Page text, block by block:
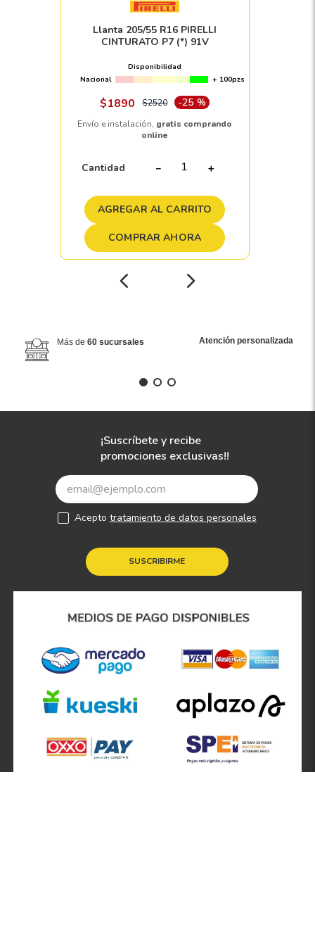
Llanta 205/55 R16 PIRELLI
CINTURATO P7 (*) 91V
Disponibilidad
Nacional
+ 100pzs
$1890 $2520 -25 %
Envío e instalación, gratis comprando
online
Cantidad ＋
－
AGREGAR AL CARRITO
COMPRAR AHORA
Más de 60 sucursales Atención personalizada
¡Suscríbete y recibe
promociones exclusivas!!
SUSCRIBIRME
Acepto tratamiento de datos personales